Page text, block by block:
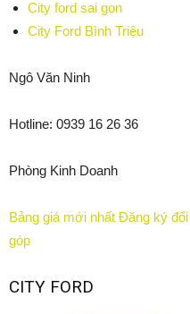
City ford sai gon
City Ford Bình Triệu
Ngô Văn Ninh
Hotline: 0939 16 26 36
Phòng Kinh Doanh
Bảng giá mới nhất Đăng ký
góp
CITY FORD